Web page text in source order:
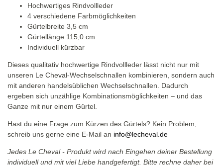
Hochwertiges Rindvollleder
4 verschiedene Farbmöglichkeiten
Gürtelbreite 3,5 cm
Gürtellänge 115,0 cm
Individuell kürzbar
Dieses qualitativ hochwertige Rindvollleder lässt nicht nur mit
unseren Le Cheval-Wechselschnallen kombinieren, sondern auch
mit anderen handelsüblichen Wechselschnallen. Dadurch
ergeben sich unzählige Kombinationsmöglichkeiten – und das
Ganze mit nur einem Gürtel.
Hast du eine Frage zum Kürzen des Gürtels? Kein Problem,
schreib uns gerne eine E-Mail an info@lecheval.de
Jedes Le Cheval - Produkt wird nach Eingehen deiner Bestellung
individuell und mit viel Liebe handgefertigt. Bitte rechne daher bei